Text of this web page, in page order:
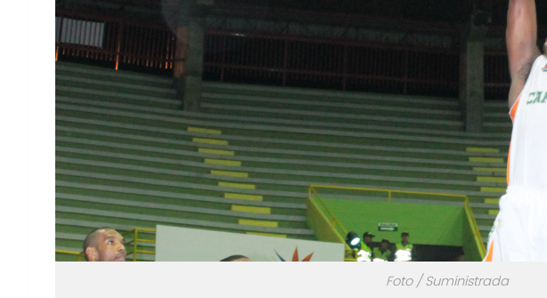
Foto / Suministrada